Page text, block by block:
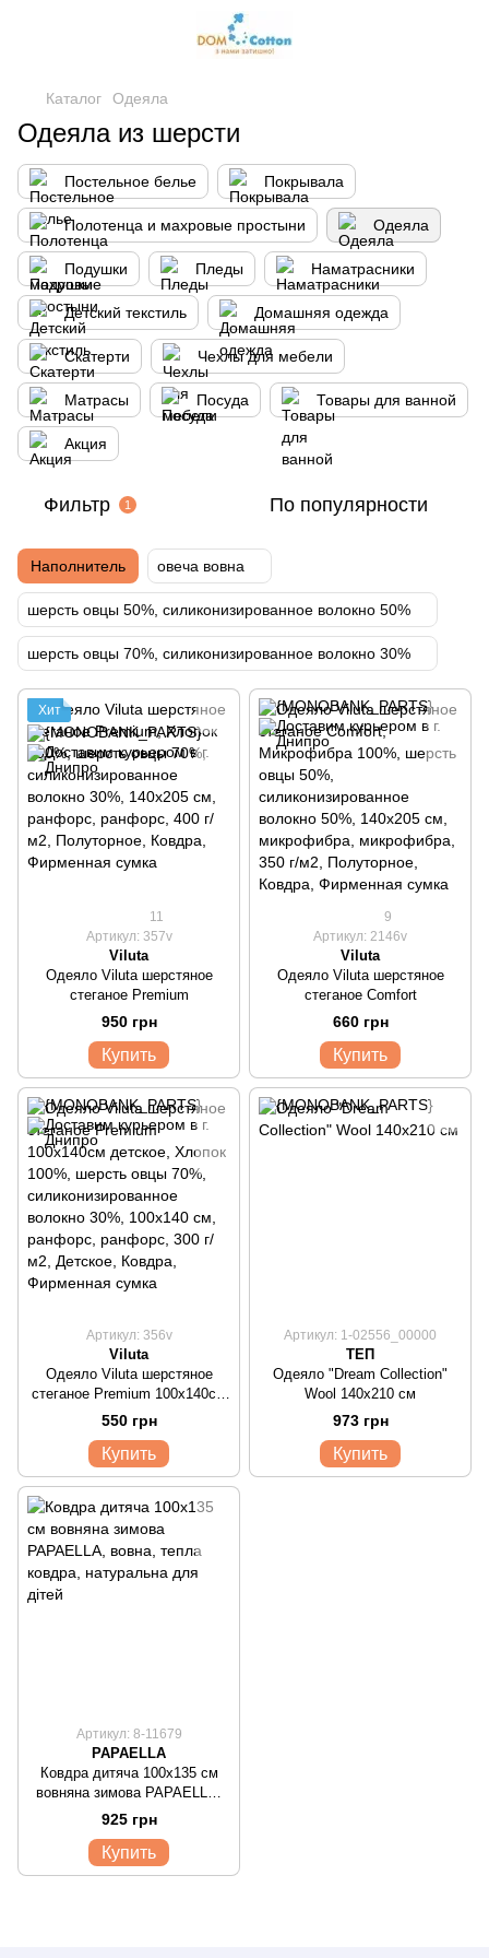
Каталог Одеяла
Одеяла из шерсти
Постельное белье Покрывала
Полотенца и махровые простыни Одеяла
Подушки Пледы Наматрасники
Детский текстиль Домашняя одежда
Скатерти Чехлы для мебели
Матрасы Посуда Товары для ванной
Акция
Фильтр 1 По популярности
Наполнитель овеча вовна
шерсть овцы 50%, силиконизированное волокно 50%
шерсть овцы 70%, силиконизированное волокно 30%
Хит
11
Артикул: 357v
Viluta
Одеяло Viluta шерстяное
стеганое Premium
950 грн
Купить
9
Артикул: 2146v
Viluta
Одеяло Viluta шерстяное
стеганое Comfort
660 грн
Купить
Артикул: 356v
Viluta
Одеяло Viluta шерстяное
стеганое Premium 100х140см
детское
550 грн
Купить
Артикул: 1-02556_00000
ТЕП
Одеяло "Dream Collection"
Wool 140х210 см
973 грн
Купить
Артикул: 8-11679
PAPAELLA
Ковдра дитяча 100х135 см
вовняна зимова PAPAELLA,
вовна, тепла ковдра,
натуральна для дітей
925 грн
Купить